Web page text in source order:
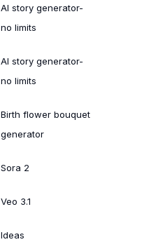
AI story generator-
no limits
AI story generator-
no limits
Birth flower bouquet
generator
Sora 2
Veo 3.1
Ideas